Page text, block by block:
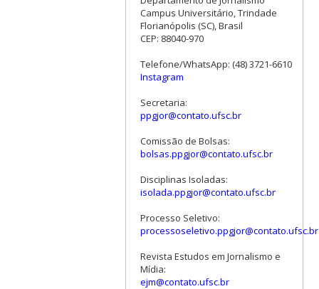
Campus Universitário, Trindade
Florianópolis (SC), Brasil
CEP: 88040-970
Telefone/WhatsApp: (48) 3721-6610
Instagram
Secretaria:
ppgjor@contato.ufsc.br
Comissão de Bolsas:
bolsas.ppgjor@contato.ufsc.br
Disciplinas Isoladas:
isolada.ppgjor@contato.ufsc.br
Processo Seletivo:
processoseletivo.ppgjor@contato.ufsc.br
Revista Estudos em Jornalismo e
Mídia:
ejm@contato.ufsc.br